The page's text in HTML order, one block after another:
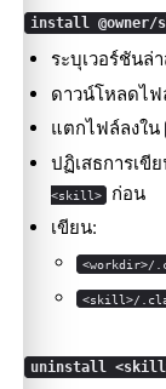
install @owner/
ระบุเวอร์ชันล่
ดาวน์โหลดไ
แตกไฟล์ลงใน
ปฏิเสธการเขี
<skill>
ก่อน
เขียน:
<workdir>/
<skill>/
uninstall